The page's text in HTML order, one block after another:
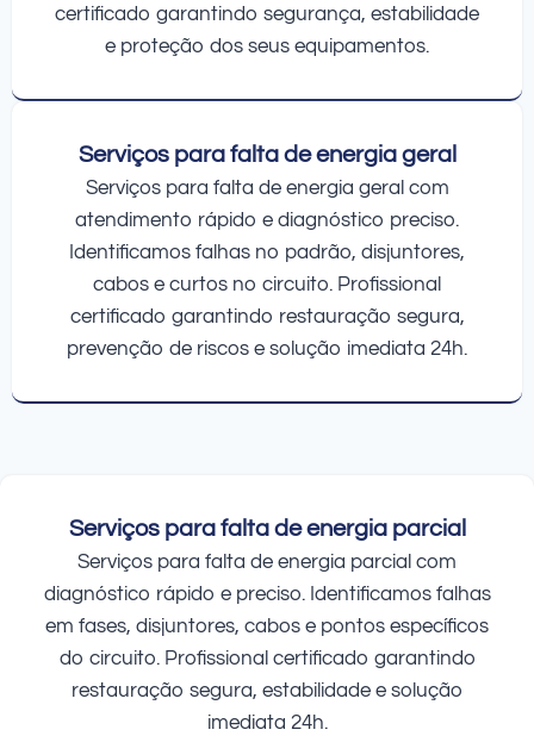
certificado garantindo segurança, estabilidade
e proteção dos seus equipamentos.
Serviços para falta de energia geral
Serviços para falta de energia geral com
atendimento rápido e diagnóstico preciso.
Identificamos falhas no padrão, disjuntores,
cabos e curtos no circuito. Profissional
certificado garantindo restauração segura,
prevenção de riscos e solução imediata 24h.
Serviços para falta de energia parcial
Serviços para falta de energia parcial com
diagnóstico rápido e preciso. Identificamos falhas
em fases, disjuntores, cabos e pontos específicos
do circuito. Profissional certificado garantindo
restauração segura, estabilidade e solução
imediata 24h.